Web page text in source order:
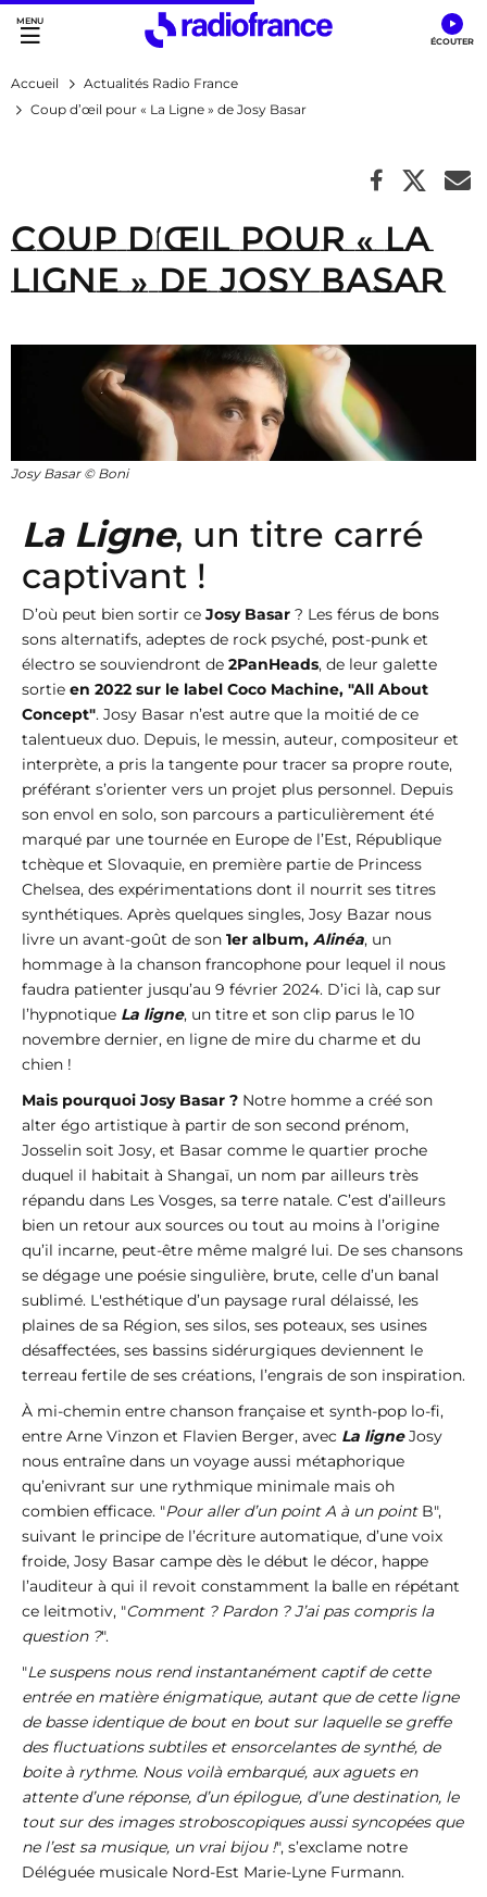
Accès direct :
Menu principal
Contenu
Accueil
Actualités Radio France
Coup d’œil pour « La Ligne » de Josy Basar
Coup d’œil pour « La
Ligne » de Josy Basar
Josy Basar © Boni
La Ligne, un titre carré
captivant !
D’où peut bien sortir ce Josy Basar ? Les férus de bons
sons alternatifs, adeptes de rock psyché, post-punk et
électro se souviendront de 2PanHeads, de leur galette
sortie en 2022 sur le label Coco Machine, "All About
Concept". Josy Basar n’est autre que la moitié de ce
talentueux duo. Depuis, le messin, auteur, compositeur et
interprète, a pris la tangente pour tracer sa propre route,
préférant s’orienter vers un projet plus personnel. Depuis
son envol en solo, son parcours a particulièrement été
marqué par une tournée en Europe de l’Est, République
tchèque et Slovaquie, en première partie de Princess
Chelsea, des expérimentations dont il nourrit ses titres
synthétiques. Après quelques singles, Josy Bazar nous
livre un avant-goût de son 1er album, Alinéa, un
hommage à la chanson francophone pour lequel il nous
faudra patienter jusqu’au 9 février 2024. D’ici là, cap sur
l’hypnotique La ligne, un titre et son clip parus le 10
novembre dernier, en ligne de mire du charme et du
chien !
Mais pourquoi Josy Basar ? Notre homme a créé son
alter égo artistique à partir de son second prénom,
Josselin soit Josy, et Basar comme le quartier proche
duquel il habitait à Shangaï, un nom par ailleurs très
répandu dans Les Vosges, sa terre natale. C’est d’ailleurs
bien un retour aux sources ou tout au moins à l’origine
qu’il incarne, peut-être même malgré lui. De ses chansons
se dégage une poésie singulière, brute, celle d’un banal
sublimé. L'esthétique d’un paysage rural délaissé, les
plaines de sa Région, ses silos, ses poteaux, ses usines
désaffectées, ses bassins sidérurgiques deviennent le
terreau fertile de ses créations, l’engrais de son inspiration.
À mi-chemin entre chanson française et synth-pop lo-fi,
entre Arne Vinzon et Flavien Berger, avec La ligneJosy
nous entraîne dans un voyage aussi métaphorique
qu’enivrant sur une rythmique minimale mais oh
combien efficace. "Pour aller d’un point A à un point B",
suivant le principe de l’écriture automatique, d’une voix
froide, Josy Basar campe dès le début le décor, happe
l’auditeur à qui il revoit constamment la balle en répétant
ce leitmotiv, "Comment ? Pardon ? J’ai pas compris la
question ?".
"Le suspens nous rend instantanément captif de cette
entrée en matière énigmatique, autant que de cette ligne
de basse identique de bout en bout sur laquelle se greffe
des fluctuations subtiles et ensorcelantes de synthé, de
boite à rythme. Nous voilà embarqué, aux aguets en
attente d’une réponse, d’un épilogue, d’une destination, le
tout sur des images stroboscopiques aussi syncopées que
ne l’est sa musique, un vrai bijou !", s’exclame notre
Déléguée musicale Nord-Est Marie-Lyne Furmann.